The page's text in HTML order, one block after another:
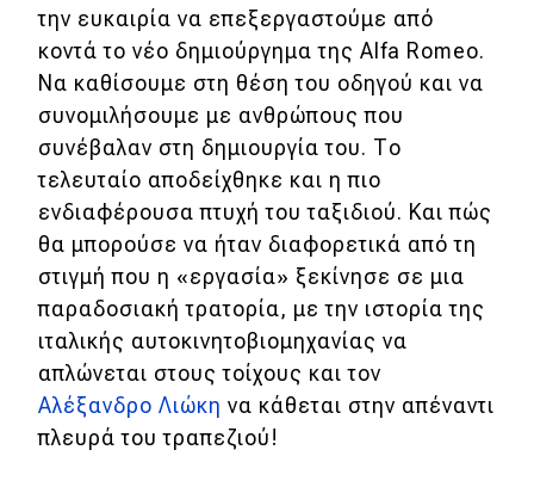
Συμβουλές
ΚΤΕΟ
Οδική βοήθεια
eDRIVE
DRIVE USED
την ευκαιρία να επεξεργαστούμε από
κοντά το νέο δημιούργημα της Alfa Romeo.
Να καθίσουμε στη θέση του οδηγού και να
συνομιλήσουμε με ανθρώπους που
συνέβαλαν στη δημιουργία του. Το
τελευταίο αποδείχθηκε και η πιο
ενδιαφέρουσα πτυχή του ταξιδιού. Και πώς
θα μπορούσε να ήταν διαφορετικά από τη
στιγμή που η «εργασία» ξεκίνησε σε μια
παραδοσιακή τρατορία, με την ιστορία της
ιταλικής αυτοκινητοβιομηχανίας να
απλώνεται στους τοίχους και τον
Αλέξανδρο Λιώκη να κάθεται στην απέναντι
πλευρά του τραπεζιού!